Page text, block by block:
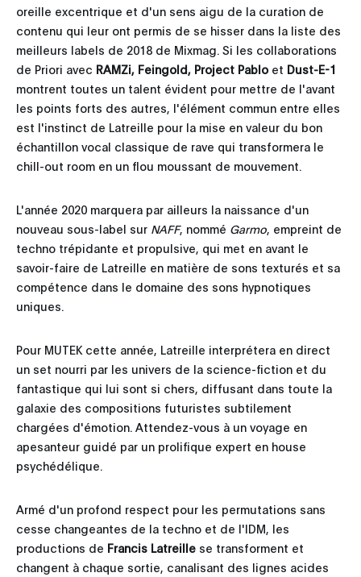
oreille excentrique et d'un sens aigu de la curation de
contenu qui leur ont permis de se hisser dans la liste des
meilleurs labels de 2018 de Mixmag. Si les collaborations
de Priori avec RAMZi, Feingold, Project Pablo et Dust-E-1
montrent toutes un talent évident pour mettre de l'avant
les points forts des autres, l'élément commun entre elles
est l'instinct de Latreille pour la mise en valeur du bon
échantillon vocal classique de rave qui transformera le
chill-out room en un flou moussant de mouvement.
L'année 2020 marquera par ailleurs la naissance d'un
nouveau sous-label sur NAFF, nommé Garmo , empreint de
techno trépidante et propulsive, qui met en avant le
savoir-faire de Latreille en matière de sons texturés et sa
compétence dans le domaine des sons hypnotiques
uniques.
Pour MUTEK cette année, Latreille interprétera en direct
un set nourri par les univers de la science-fiction et du
fantastique qui lui sont si chers, diffusant dans toute la
galaxie des compositions futuristes subtilement
chargées d'émotion. Attendez-vous à un voyage en
apesanteur guidé par un prolifique expert en house
psychédélique.
Armé d'un profond respect pour les permutations sans
cesse changeantes de la techno et de l'IDM, les
productions de Francis Latreille se transforment et
changent à chaque sortie, canalisant des lignes acides